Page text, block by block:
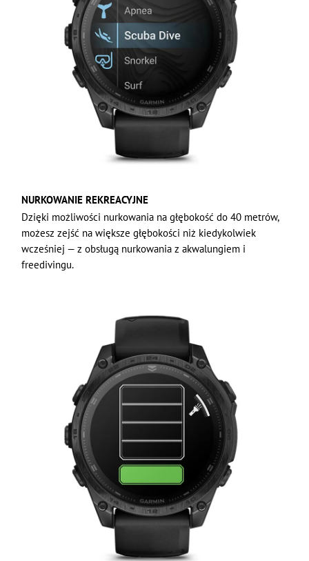
NURKOWANIE REKREACYJNE
Dzięki możliwości nurkowania na głębokość do 40 metrów,
możesz zejść na większe głębokości niż kiedykolwiek
wcześniej — z obsługą nurkowania z akwalungiem i
freedivingu.